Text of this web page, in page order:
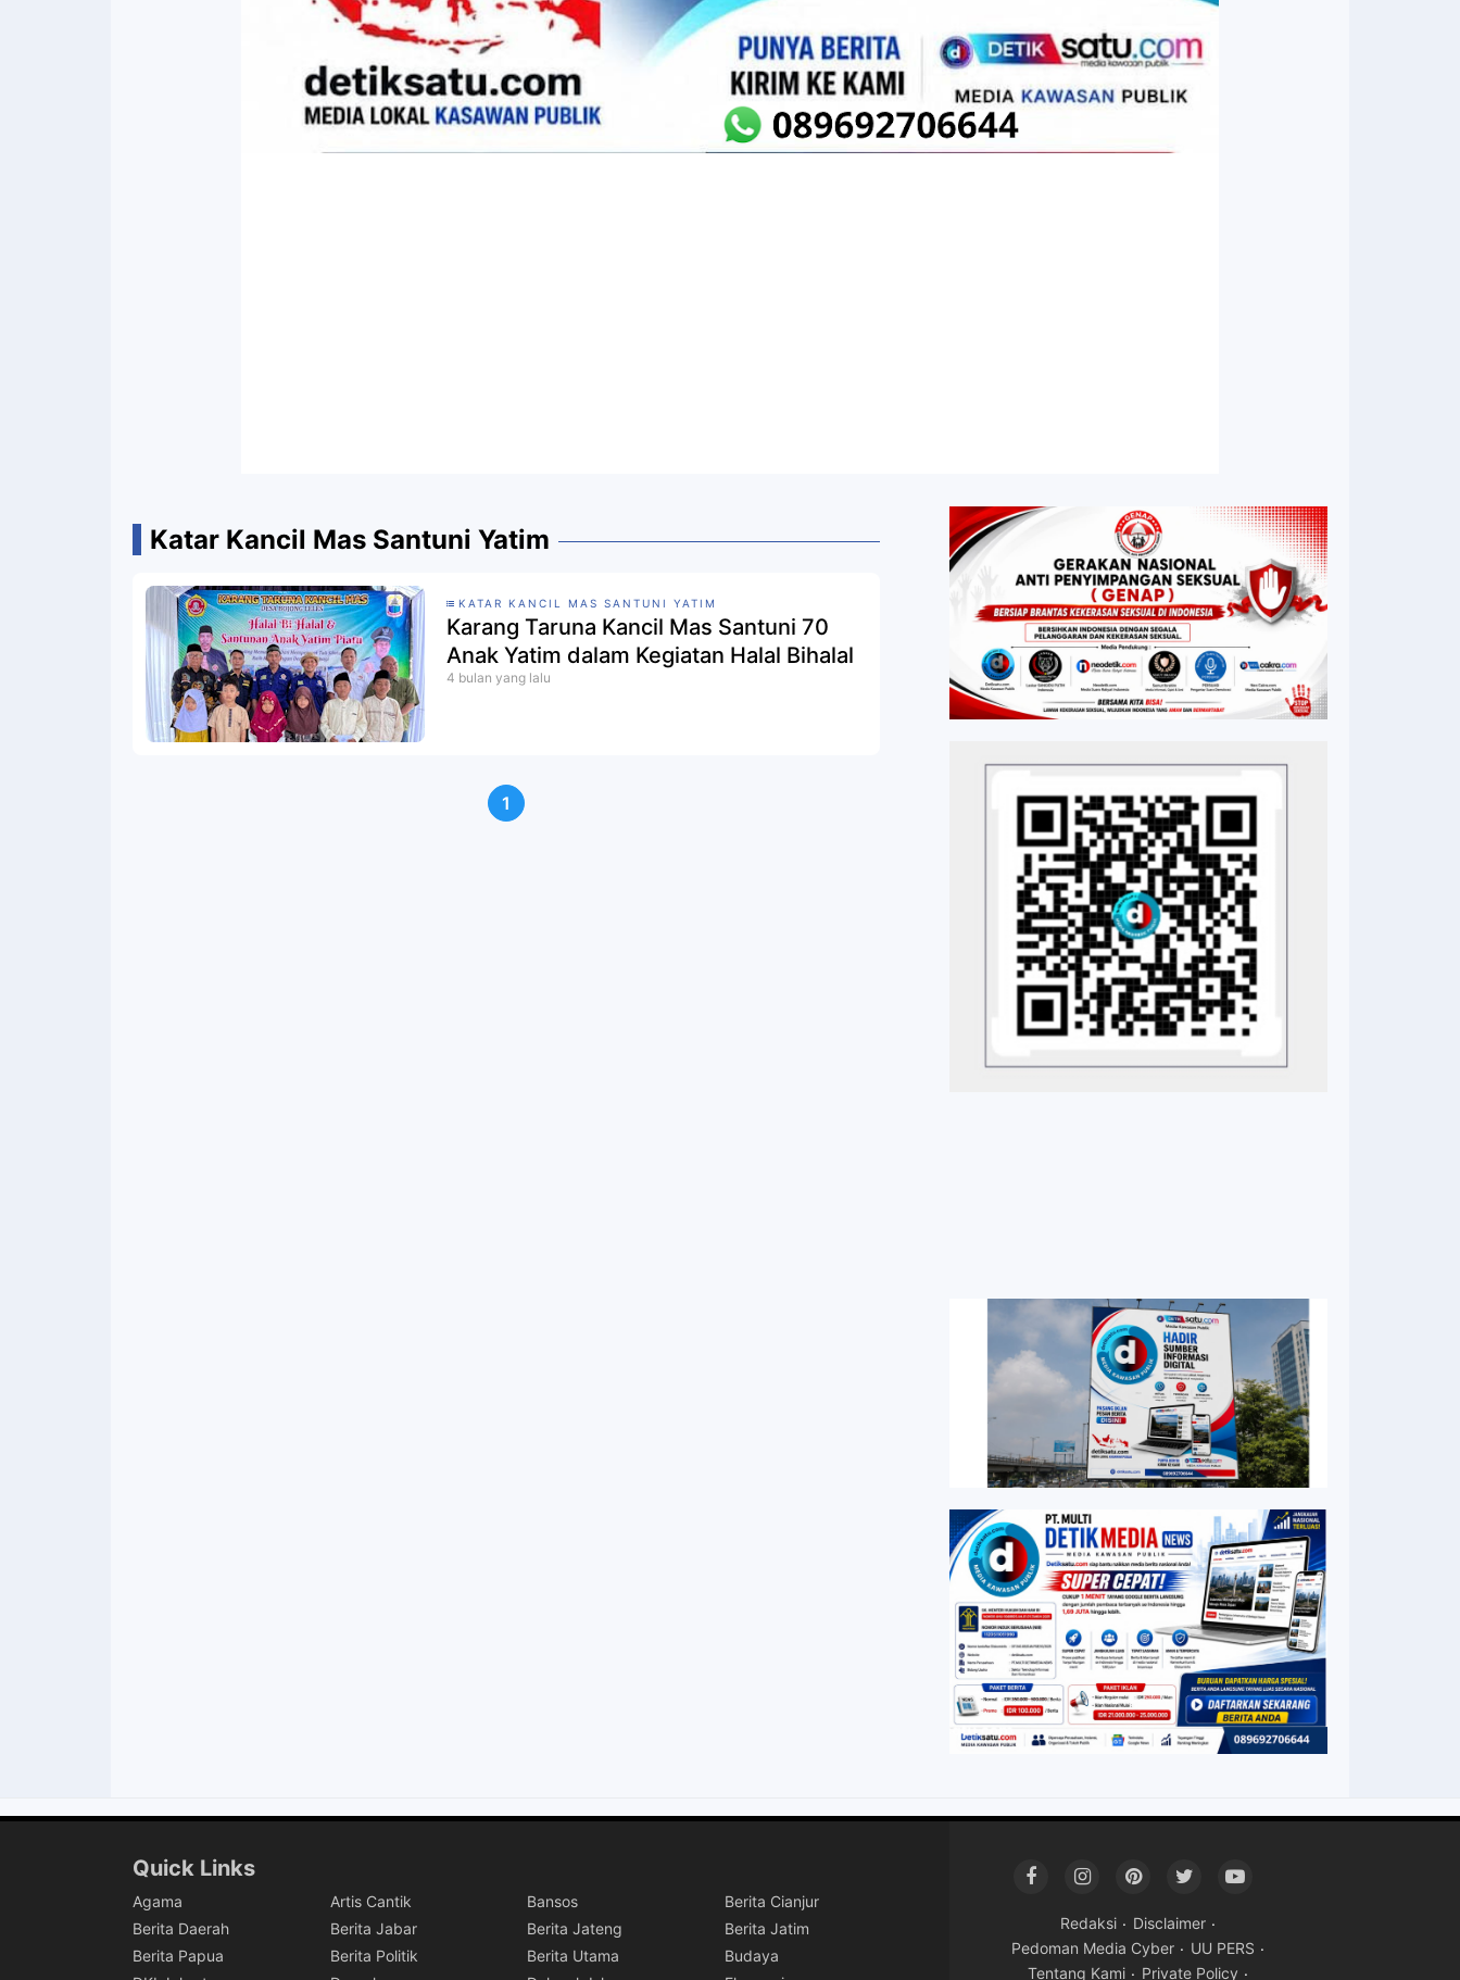
Katar Kancil Mas Santuni Yatim
KATAR KANCIL MAS SANTUNI YATIM
Karang Taruna Kancil Mas Santuni 70
Anak Yatim dalam Kegiatan Halal Bihalal
4 bulan yang lalu
1
Quick Links
Agama Artis Cantik Bansos
Berita Cianjur
Berita Daerah
Berita Jabar Berita Jateng
Berita Jatim
Berita Papua
Berita Politik Berita Utama
Budaya
Redaksi
Disclaimer
Pedoman Media Cyber
UU PERS
Tentang Kami
Private Policy